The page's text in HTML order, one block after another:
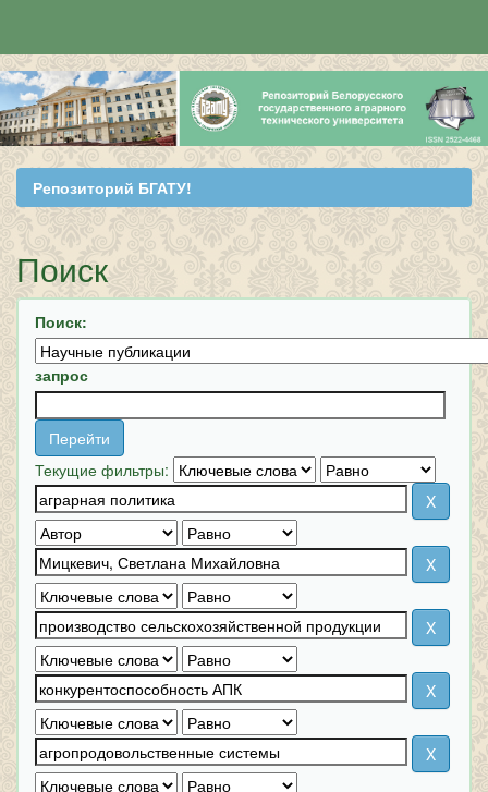
Skip
navigation
Репозиторий БГАТУ!
Поиск
Поиск:
запрос
Текущие фильтры: